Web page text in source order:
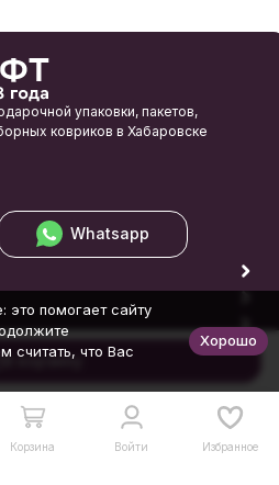
В корзину
Корзина Войти Избранное
упаковки, пакетов,
ковриков в Хабаровске
Whatsapp
помогает сайту
считать, что Вас
Хорошо